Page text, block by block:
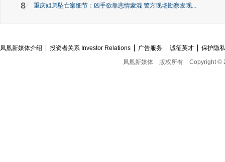
8 重庆姐弟坠亡案细节：凶手欲靠悲情蒙混 警方现场勘察发现...
凤凰新媒体介绍 投资者关系 Investor Relations 广告服务 诚征英才
保护隐
凤凰新媒体
版权所有 Copyright ©